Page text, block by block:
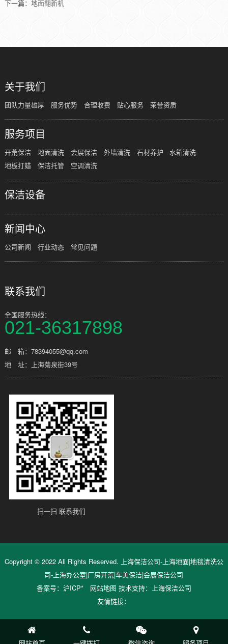
下一篇： 地面翻新机
关于我们
团队力量雄厚 服务优势 合理收费 贴心服务 荣誉资质
服务项目
开荒保洁 地面清洗 会展保洁 外墙清洗 石材养护
水箱清洗
地板打蜡
保洁托管 空调清洗
保洁设备
新闻中心
公司新闻 行业动态 常见问题
联系我们
全国服务热线：
021-36317898
邮 箱：78394055@qq.com
地 址：上海菊泉街39号
扫一扫 联系我们
Copyright © 2022 All Rights Reserved. 上海保洁公司-上海地面|地毯清洗公
司-上海办公室|厂房开荒|车美保洁|会展保洁公司
备案号： 沪ICP* 网站地图 技术支持：
上海保洁公司
友情链接：